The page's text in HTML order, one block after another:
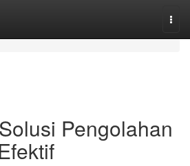
Pengolahan